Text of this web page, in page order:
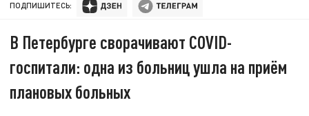
ПОДПИШИТЕСЬ:
В Петербурге сворачивают COVID-
госпитали: одна из больниц ушла на приём
плановых больных